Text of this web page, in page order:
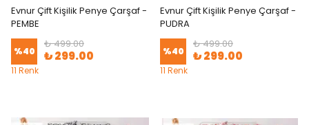
Evnur Çift Kişilik Penye Çarşaf -
PEMBE
%40
₺ 499.00
₺ 299.00
11 Renk
Evnur Çift Kişilik Penye Çarşaf -
PUDRA
%40
₺ 499.00
₺ 299.00
11 Renk